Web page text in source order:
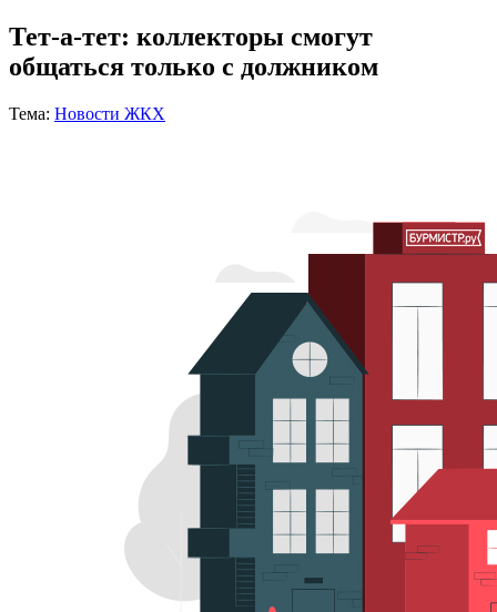
Тет-а-тет: коллекторы смогут
общаться только с должником
Тема: Новости ЖКХ